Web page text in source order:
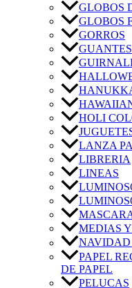
GLOBOS
GLOBOS
GORROS
GUANTES
HOLI
LANZA
LIBRERIA
LINEAS
MEDIAS
NAVIDAD
PAPEL
DE PAPEL
PELUCAS